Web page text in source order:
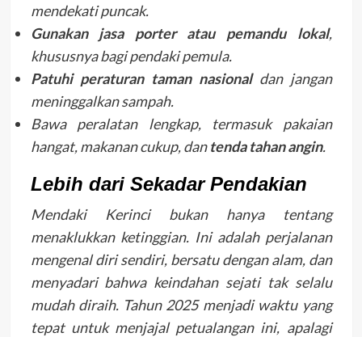
mendekati puncak.
Gunakan jasa porter atau pemandu lokal,
khususnya bagi pendaki pemula.
Patuhi peraturan taman nasionaldan jangan
meninggalkan sampah.
Bawa peralatan lengkap, termasuk pakaian
hangat, makanan cukup, dantenda tahan angin.
Lebih dari Sekadar Pendakian
Mendaki Kerinci bukan hanya tentang
menaklukkan ketinggian. Ini adalah perjalanan
mengenal diri sendiri, bersatu dengan alam, dan
menyadari bahwa keindahan sejati tak selalu
mudah diraih. Tahun 2025 menjadi waktu yang
tepat untuk menjajal petualangan ini, apalagi